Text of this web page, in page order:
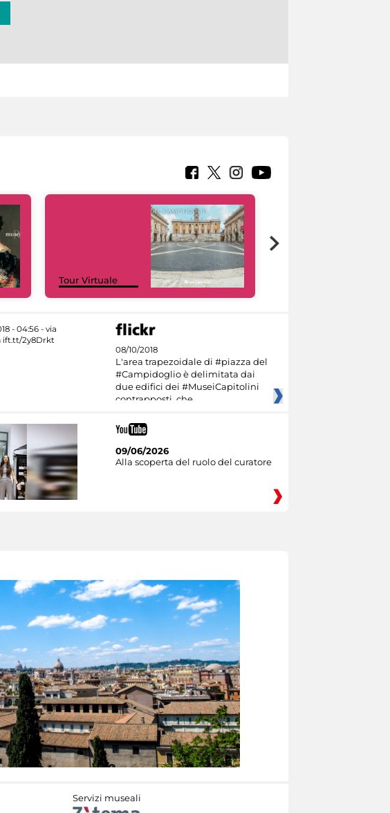
Tour Virtuale
08/10/2018
L'area trapezoidale di #piazza del
#Campidoglio è delimitata dai
due edifici dei #MuseiCapitolini
contrapposti, che
09/06/2026
Alla scoperta del ruolo del curatore
Servizi museali